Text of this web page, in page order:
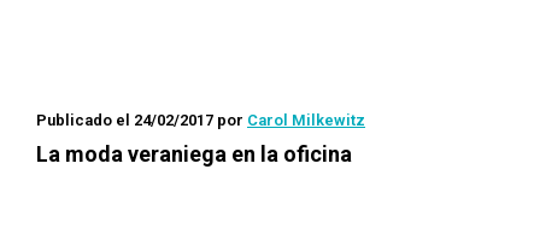
Publicado el 24/02/2017 por Carol Milkewitz
La moda veraniega en la oficina